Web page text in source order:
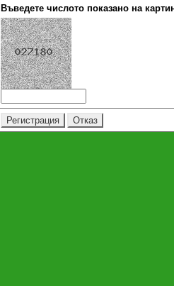
Въведете числото показано на